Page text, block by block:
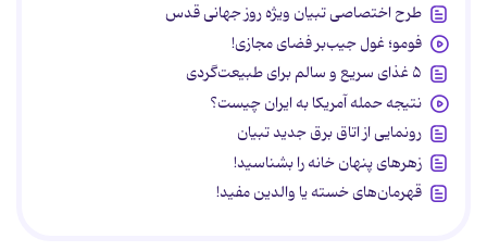
طرح اختصاصی تبیان ویژه روز جهانی قدس
فومو؛ غول جیب‌بر فضای مجازی!
۵ غذای سریع و سالم برای طبیعت‌گردی
نتیجه حمله آمریکا به ایران چیست؟
رونمایی از اتاق برق جدید تبیان
زهرهای پنهان خانه را بشناسید!
قهرمان‌های خسته یا والدین مفید!